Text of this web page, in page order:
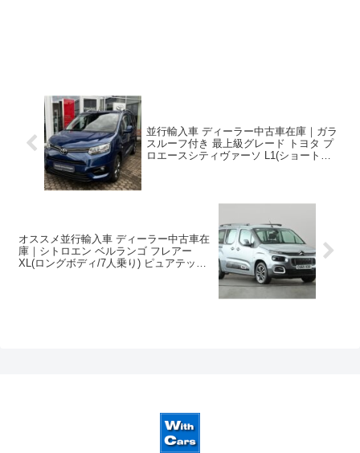
並行輸入車 ディーラー中古車在庫｜ガラ
スルーフ付き 最上級グレード トヨタ プ
ロエースシティヴァーソ L1(ショートボデ
オススメ並行輸入車 ディーラー中古車在
庫｜シトロエン ベルランゴ フレアー
XL(ロングボディ/7人乗り) ピュアテック